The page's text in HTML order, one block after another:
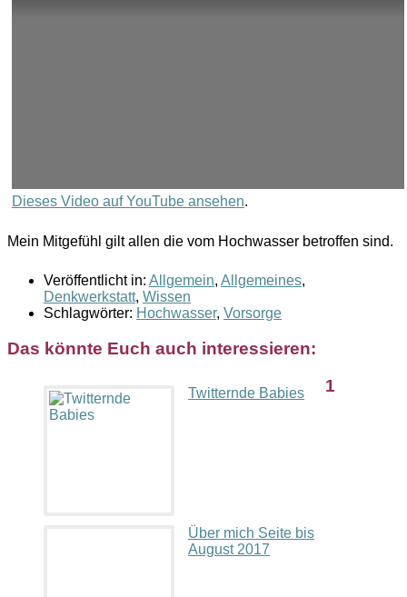
Dieses Video auf YouTube ansehen.
Mein Mitgefühl gilt allen die vom Hochwasser betroffen sind.
Veröffentlicht in: Allgemein, Allgemeines,
Denkwerkstatt, Wissen
Schlagwörter: Hochwasser, Vorsorge
Das könnte Euch auch interessieren:
Twitternde Babies
Über mich Seite bis
August 2017
1